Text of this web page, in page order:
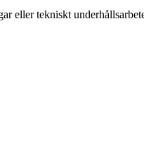
eller tekniskt